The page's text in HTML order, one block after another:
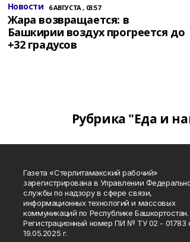
Новости 6 АВГУСТА , 03:57
Жара возвращается: в
Башкирии воздух прогреется до
+32 градусов
Рубрика "Еда и
Газета «Стерлитамакский рабочий»
зарегистрирована в Управлении
службы по надзору в сфере связи,
информационных технологий и массовых
коммуникаций по Республике Башкортостан.
Регистрационный номер ПИ № ТУ 02 - 01783
19.05.2025 г.